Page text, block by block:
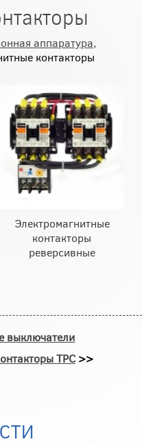
аппаратура,
контакторы
Электромагнитные
контакторы
реверсивные
выключатели
ТРС>>